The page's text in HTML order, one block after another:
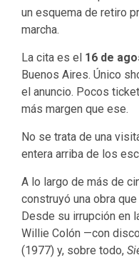
un esquema de retiro
marcha.
La cita es el 16 de
Buenos Aires. Único
el anuncio. Pocos
más margen que ese.
No se trata de una
entera arriba de los
A lo largo de más de
construyó una obra
Desde su irrupción en
Willie Colón —con
(1977) y, sobre todo,